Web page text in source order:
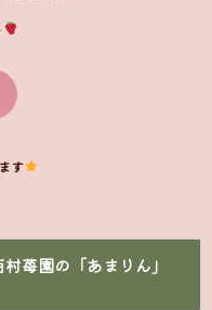
す
苺園の「あまりん」